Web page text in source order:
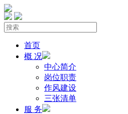
首页
概 况
中心简介
岗位职责
作风建设
三张清单
服 务